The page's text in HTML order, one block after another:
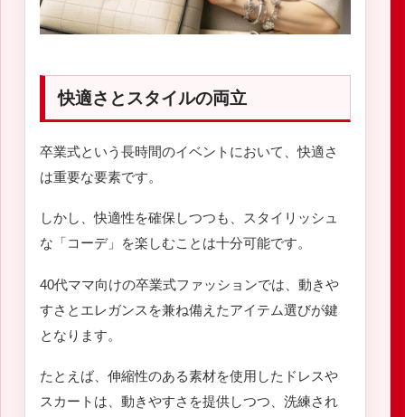
快適さとスタイルの両立
卒業式という長時間のイベントにおいて、快適さ
は重要な要素です。
しかし、快適性を確保しつつも、スタイリッシュ
な「コーデ」を楽しむことは十分可能です。
40代ママ向けの卒業式ファッションでは、動きや
すさとエレガンスを兼ね備えたアイテム選びが鍵
となります。
たとえば、伸縮性のある素材を使用したドレスや
スカートは、動きやすさを提供しつつ、洗練され